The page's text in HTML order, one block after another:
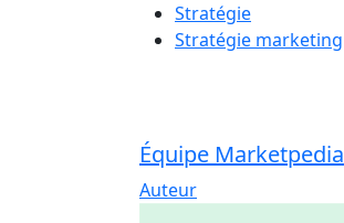
Stratégie
Stratégie marketing
Équipe Marketpedia
Auteur